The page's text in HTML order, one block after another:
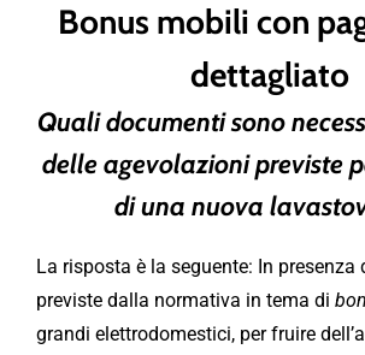
Bonus mobili con
dettagliato
Quali documenti sono
delle agevolazioni previste
di una nuova
La risposta è la seguente: In presenza
previste dalla normativa in tema di
grandi elettrodomestici, per fruire